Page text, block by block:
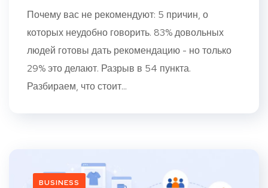
Почему вас не рекомендуют: 5 причин, о
которых неудобно говорить. 83% довольных
людей готовы дать рекомендацию - но только
29% это делают. Разрыв в 54 пункта.
Разбираем, что стоит...
BUSINESS